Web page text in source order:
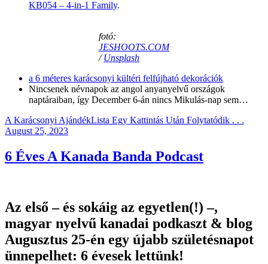
KB054 – 4-in-1 Family.
fotó:
JESHOOTS.COM
/Unsplash
a 6 méteres karácsonyi kültéri felfújható dekorációk
Nincsenek névnapok az angol anyanyelvű országok
naptáraiban, így December 6-án nincs Mikulás-nap sem…
A Karácsonyi AjándékLista Egy Kattintás Után Folytatódik . . .
Posted
August 25, 2023
6 Éves A Kanada Banda Podcast
Az első – és sokáig az egyetlen(!) –,
magyar nyelvű kanadai podkaszt & blog
Augusztus 25-én egy újabb születésnapot
ünnepelhet: 6 évesek lettünk!